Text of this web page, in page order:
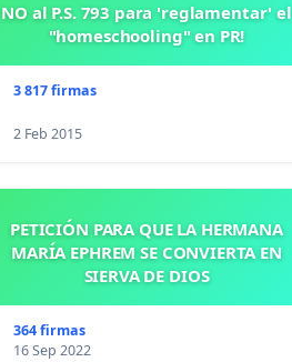
NO al P.S. 793 para 'reglamentar' el
"homeschooling" en PR!
3 817 firmas
2 Feb 2015
PETICIÓN PARA QUE LA HERMANA
MARÍA EPHREM SE CONVIERTA EN
SIERVA DE DIOS
364 firmas
16 Sep 2022